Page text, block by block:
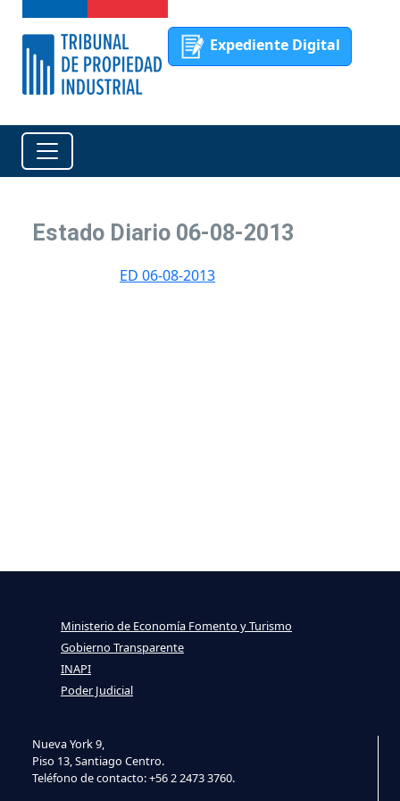
Expediente Digital
Estado Diario 06-08-2013
ED 06-08-2013
Nueva York 9,
Piso 13, Santiago Centro.
Teléfono de contacto: +56 2 2473 3760.
Ministerio de Economía Fomento y Turismo
Gobierno Transparente
INAPI
Poder Judicial